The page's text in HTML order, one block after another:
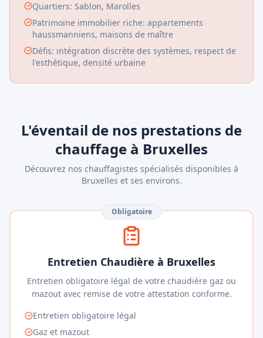
Quartiers: Sablon, Marolles
Patrimoine immobilier riche: appartements
haussmanniens, maisons de maître
Défis: intégration discrète des systèmes, respect de
l'esthétique, densité urbaine
L'éventail de nos prestations de
chauffage à Bruxelles
Découvrez nos chauffagistes spécialisés disponibles à
Bruxelles et ses environs.
Obligatoire
Entretien Chaudière à Bruxelles
Entretien obligatoire légal de votre chaudière gaz ou
mazout avec remise de votre attestation conforme.
Entretien obligatoire légal
Gaz et mazout